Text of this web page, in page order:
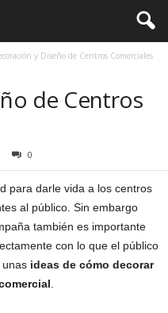
y Diseño de Centros Comerciales
de Centros
0
para darle vida a los centros
al público. Sin embargo
también es importante
con lo que el público
unas ideas de cómo decorar